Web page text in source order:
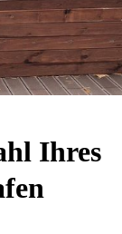
Ihres